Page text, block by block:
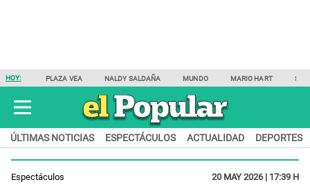
HOY: PLAZA VEA NALDY SALDAÑA MUNDO MARIO HART
ÚLTIMAS NOTICIAS ESPECTÁCULOS ACTUALIDAD DEPORTES
Espectáculos 20 MAY 2026 | 17:39 H